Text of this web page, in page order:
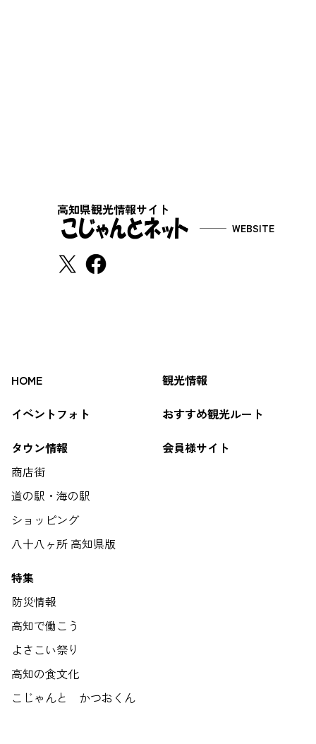
高知県観光情報サイト
WEBSITE
HOME
観光情報
イベントフォト
おすすめ観光ルート
タウン情報
商店街
道の駅・海の駅
ショッピング
八十八ヶ所 高知県版
会員様サイト
特集
防災情報
高知で働こう
よさこい祭り
高知の食文化
こじゃんと かつおくん